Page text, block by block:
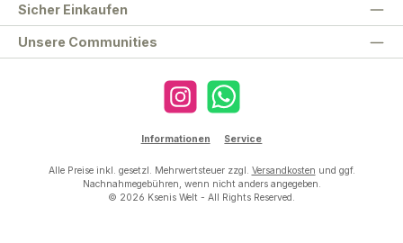
Unsere Communities
Sicher Einkaufen
Instagram WhatsApp
Informationen Service
Alle Preise inkl. gesetzl. Mehrwertsteuer zzgl. Versandkosten und ggf.
Nachnahmegebühren, wenn nicht anders angegeben.
© 2026 Ksenis Welt - All Rights Reserved.